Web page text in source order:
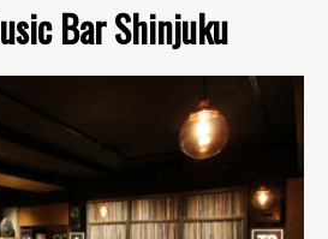
Bar Shinjuku